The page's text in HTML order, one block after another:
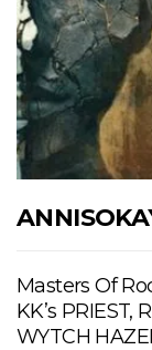
Masters Of
KK’s PRIEST,
WYTCH